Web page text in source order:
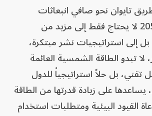
تايوان نحو صافي انبعاثات
صفري بحلول 2050 لا يحتاج فقط إلى مزيد من
إلى استراتيجيات نشر مبتكرة،
لا تبدو الطاقة الشمسية العائمة
تقني، بل حلاً استراتيجياً للدول
على زيادة قدرتها من الطاقة
القيود البيئية ومتطلبات استخدام